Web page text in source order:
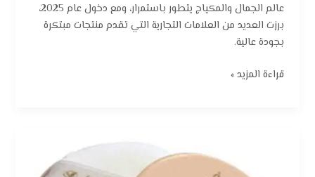
عالم الجمال والمكياج يتطور باستمرار، ومع دخول عام 2025،
برزت العديد من العلامات التجارية التي تقدم منتجات مبتكرة
بجودة عالية.
قراءة المزيد »